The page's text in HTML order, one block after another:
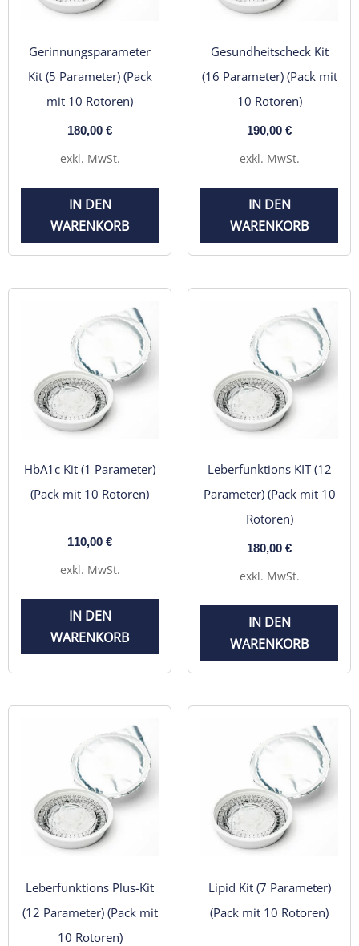
Gerinnungsparameter
Kit (5 Parameter) (Pack
mit 10 Rotoren)
180,00 €
exkl. MwSt.
IN DEN
WARENKORB
Gesundheitscheck Kit
(16 Parameter) (Pack mit
10 Rotoren)
190,00 €
exkl. MwSt.
IN DEN
WARENKORB
HbA1c Kit (1 Parameter)
(Pack mit 10 Rotoren)
110,00 €
exkl. MwSt.
IN DEN
WARENKORB
Leberfunktions KIT (12
Parameter) (Pack mit 10
Rotoren)
180,00 €
exkl. MwSt.
IN DEN
WARENKORB
Leberfunktions Plus-Kit
(12 Parameter) (Pack mit
10 Rotoren)
Lipid Kit (7 Parameter)
(Pack mit 10 Rotoren)